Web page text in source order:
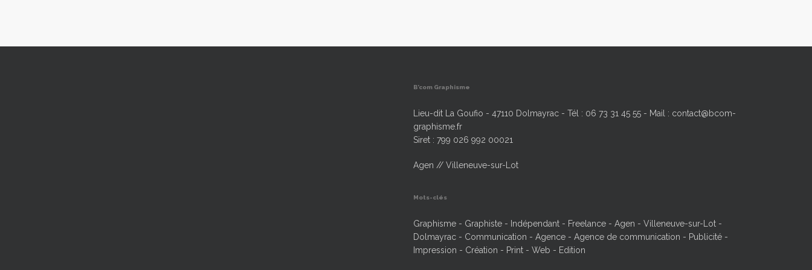
B’com Graphisme
Lieu-dit La Goufio - 47110 Dolmayrac - Tél : 06 73 31 45 55 - Mail : contact@bcom-
graphisme.fr
Siret : 799 026 992 00021
Agen // Villeneuve-sur-Lot
Mots-clés
Graphisme - Graphiste - Indépendant - Freelance - Agen - Villeneuve-sur-Lot -
Dolmayrac - Communication - Agence - Agence de communication - Publicité -
Impression - Création - Print - Web - Edition